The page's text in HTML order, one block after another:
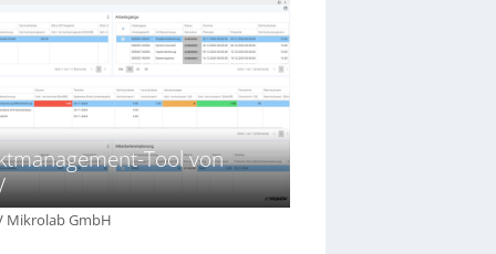
Tool von
Mikrolab GmbH